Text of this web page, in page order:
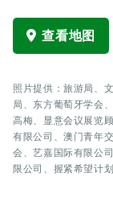
查看地图
照片提供：旅游局、
局、东方葡萄牙学会
高梅、显意会议展览
有限公司、澳门青年
会、艺嘉国际有限公
限公司、握紧希望计